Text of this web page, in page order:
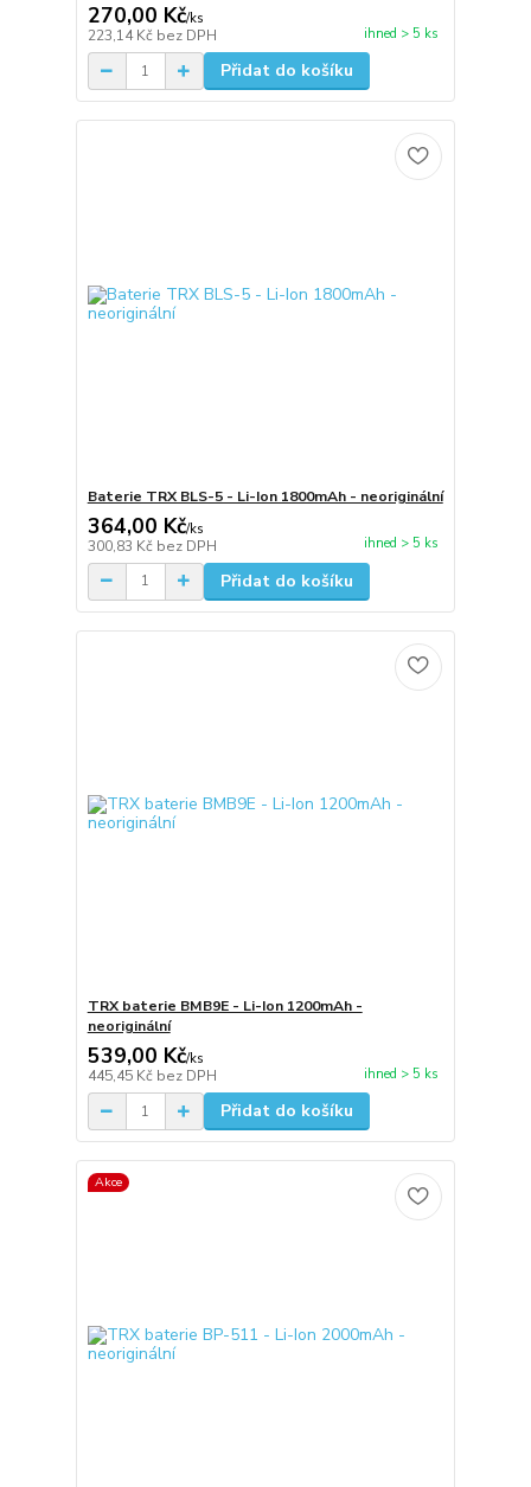
270,00 Kč/ks
223,14 Kč bez DPH ihned > 5 ks
Přidat do košíku
Baterie TRX BLS-5 - Li-Ion 1800mAh - neoriginální
364,00 Kč/ks
300,83 Kč bez DPH ihned > 5 ks
Přidat do košíku
TRX baterie BMB9E - Li-Ion 1200mAh -
neoriginální
539,00 Kč/ks
445,45 Kč bez DPH ihned > 5 ks
Přidat do košíku
Akce